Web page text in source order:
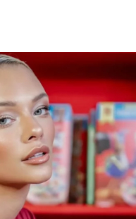
Giovani non
visibilità o
proposte, ma
dei Campioni
italiana.
laboratorio
valorizzazione dei
formula, però, il
i contorni di una